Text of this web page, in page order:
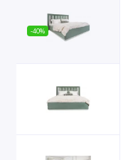
-40%